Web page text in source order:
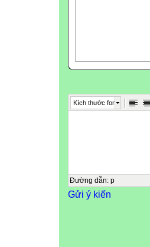
Kích thước font
Đường dẫn: p
Gửi ý kiến